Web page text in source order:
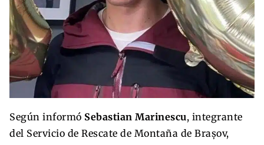
Según informó Sebastian Marinescu, integrante
del Servicio de Rescate de Montaña de Brașov,